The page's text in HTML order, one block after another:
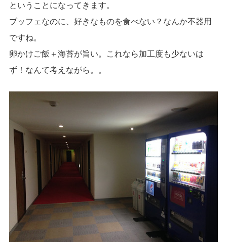
ということになってきます。
ブッフェなのに、好きなものを食べない？なんか不器用
ですね。
卵かけご飯＋海苔が旨い。これなら加工度も少ないは
ず！なんて考えながら。。